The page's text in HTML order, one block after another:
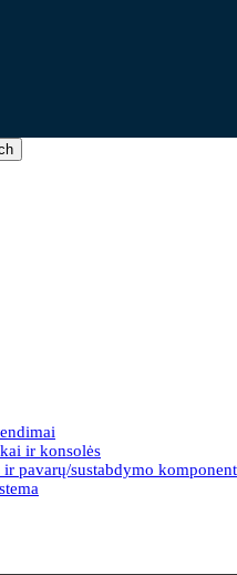
ir konsolės
ir pavarų/sustabdymo